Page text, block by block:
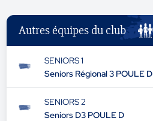
Autres équipes du club
SENIORS 1
Seniors Régional 3 POULE D
SENIORS 2
Seniors D3 POULE D